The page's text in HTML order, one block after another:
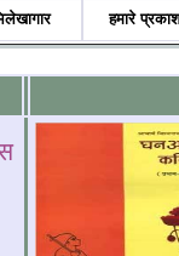
हमारे